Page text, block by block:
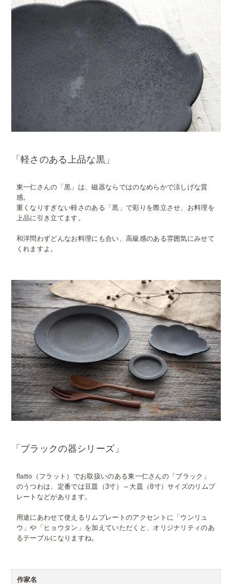
「軽さのある上品な黒」
東一仁さんの「黒」は、磁器ならではのなめらかで涼しげな質
感。
重くなりすぎない軽さのある「黒」で彩りを際立させ、お料理を
上品に引き立てます。
和洋問わずどんなお料理にも合い、高級感のある雰囲気にみせて
くれますよ。
「ブラックの器シリーズ」
flatto（フラット）でお取扱いのある東一仁さんの「ブラック」
のうつわは、定番では豆皿（3寸）～大皿（8寸）サイズのリムプ
レートなどがあります。
用途にあわせて使えるリムプレートのアクセントに「ウンリュ
ウ」や「ヒョウタン」を加えていただくと、オリジナリティのあ
るテーブルになりますね。
作家名